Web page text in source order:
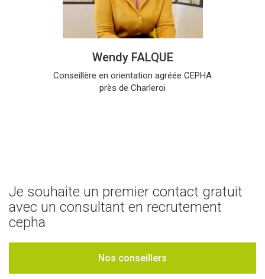
Wendy FALQUE
Conseillère en orientation agréée CEPHA
près de Charleroi
Je souhaite un premier contact gratuit
avec un consultant en recrutement
cepha
Nos conseillers